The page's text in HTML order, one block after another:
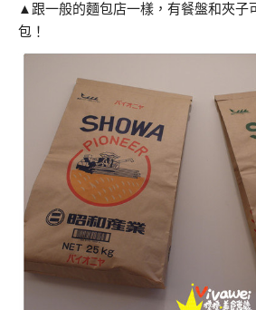
▲跟一般的麵包店一樣，有餐盤和夾子
包！